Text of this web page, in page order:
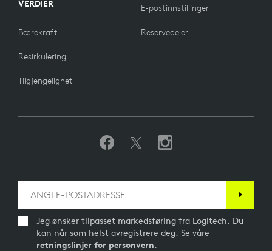
VERDIER
Bærekraft
Resirkulering
Tilgjengelighet
E-postinnstillinger
Reservedeler
Jeg ønsker tilpasset markedsføring fra Logitech. Du
kan når som helst avregistrere deg. Se våre
retningslinjer for personvern.